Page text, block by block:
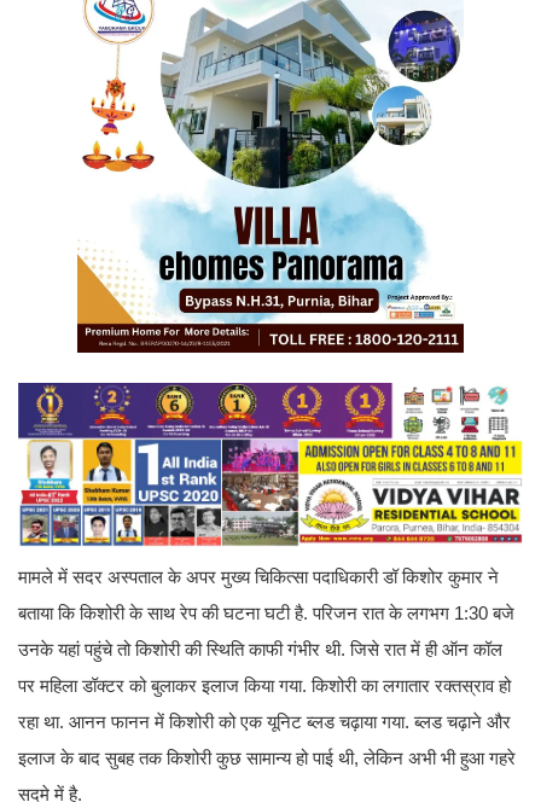
मामले में सदर अस्पताल के अपर मुख्य चिकित्सा पदाधिकारी डॉ किशोर कुमार ने
बताया कि किशोरी के साथ रेप की घटना घटी है. परिजन रात के लगभग 1:30 बजे
उनके यहां पहुंचे तो किशोरी की स्थिति काफी गंभीर थी. जिसे रात में ही ऑन कॉल
पर महिला डॉक्टर को बुलाकर इलाज किया गया. किशोरी का लगातार रक्तस्राव हो
रहा था. आनन फानन में किशोरी को एक यूनिट ब्लड चढ़ाया गया. ब्लड चढ़ाने और
इलाज के बाद सुबह तक किशोरी कुछ सामान्य हो पाई थी, लेकिन अभी भी हुआ गहरे
सदमे में है.